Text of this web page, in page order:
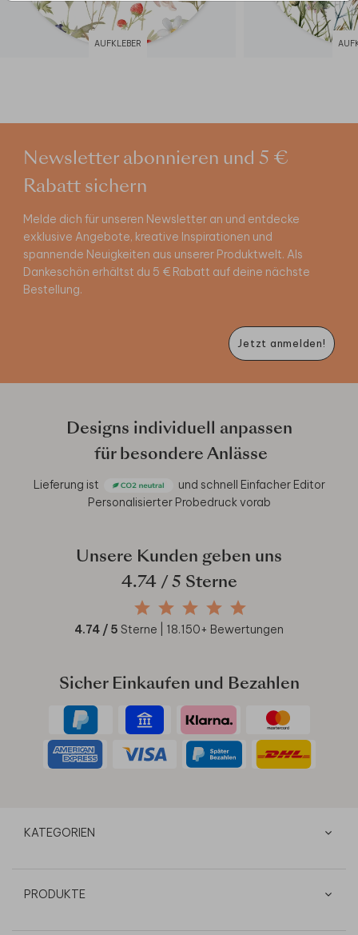
AUFKLEBER
Newsletter abonnieren und 5 €
Rabatt sichern
Melde dich für unseren Newsletter an und entdecke
exklusive Angebote, kreative Inspirationen und
spannende Neuigkeiten aus unserer Produktwelt. Als
Dankeschön erhältst du 5 € Rabatt auf deine nächste
Bestellung.
Jetzt anmelden!
Designs individuell anpassen
für besondere Anlässe
Lieferung ist und schnell Einfacher Editor
Personalisierter Probedruck vorab
Unsere Kunden geben uns
4.74/ 5 Sterne
4.74 / 5 Sterne | 18.150+ Bewertungen
Sicher Einkaufen und Bezahlen
KATEGORIEN
PRODUKTE